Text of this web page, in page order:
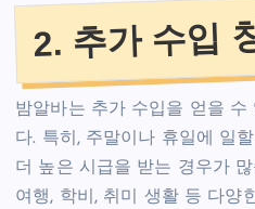
2. 추가 수입
밤알바는 추가 수입을 얻을 수
다. 특히, 주말이나 휴일에 일
더 높은 시급을 받는 경우가
여행, 학비, 취미 생활 등 다양